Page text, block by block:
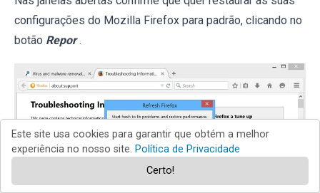
configurações do Mozilla Firefox para padrão, clicando no
botão Repor .
Este site usa cookies para garantir que obtém a melhor
experiência no nosso site. Política de Privacidade
Certo!